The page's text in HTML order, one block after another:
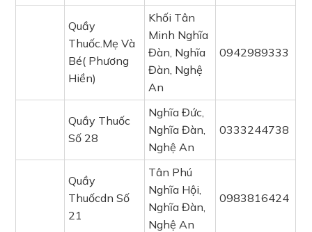
Quầy
Thuốc.Mẹ Và
Bé( Phương
Hiền)
Khối Tân
Minh Nghĩa
Đàn, Nghĩa
Đàn, Nghệ
An
0942989333
Quầy Thuốc
Số 28
Nghĩa Đức,
Nghĩa Đàn,
Nghệ An
0333244738
Quầy
Thuốcdn Số
21
Tân Phú
Nghĩa Hội,
Nghĩa Đàn,
Nghệ An
0983816424